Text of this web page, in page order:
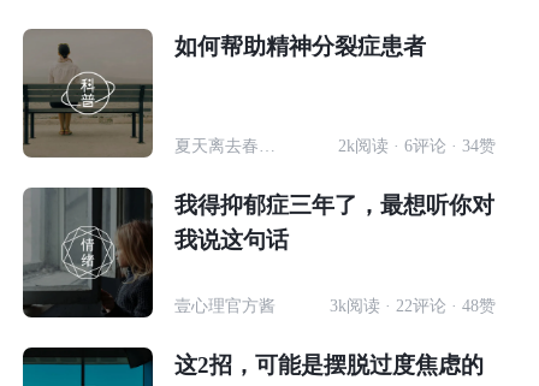
如何帮助精神分裂症患者
夏天离去春天归来 2k阅读 · 6评论 · 34赞
我得抑郁症三年了，最想听你对
我说这句话
壹心理官方酱 3k阅读 · 22评论 · 48赞
这2招，可能是摆脱过度焦虑的